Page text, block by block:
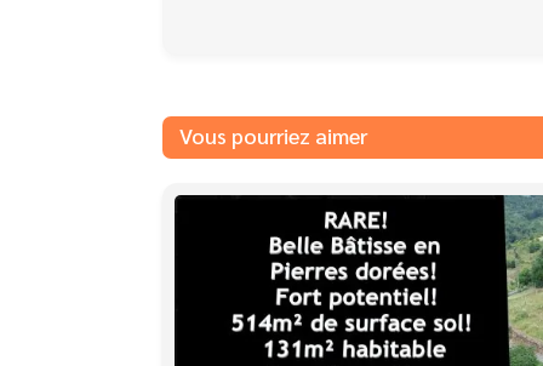
Vous pourriez aimer